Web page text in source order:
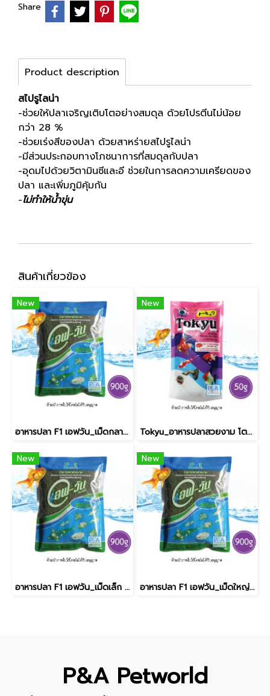
Share
Product description
สไปรูไลน่า
-ช่วยให้ปลาเจริญเติบโตอย่างสมดุล ด้วยโปรตีนไม่น้อย
กว่า 28 %
-ช่วยเร่งสีของปลา ด้วยสาหร่ายสไปรูไลน่า
-มีส่วนประกอบทางโภชนาการที่สมดุลกับปลา
-อุดมไปด้วยวิตามินซีและอี ช่วยในการลดความเครียดของ
ปลา และเพิ่มภูมิคุ้มกัน
-ไม่ทำให้น้ำขุ่น
สินค้าเกี่ยวข้อง
New
อาหารปลา F1 เอฟวัน_เม็ดกลาง / สีเขียว [900g]
New
Tokyu_อาหารปลาสวยงาม โตคิว / 50g
New
อาหารปลา F1 เอฟวัน_เม็ดเล็ก / สีเขียว [900g]
New
อาหารปลา F1 เอฟวัน_เม็ดใหญ่ / สีเขียว [900g]
P&A Petworld